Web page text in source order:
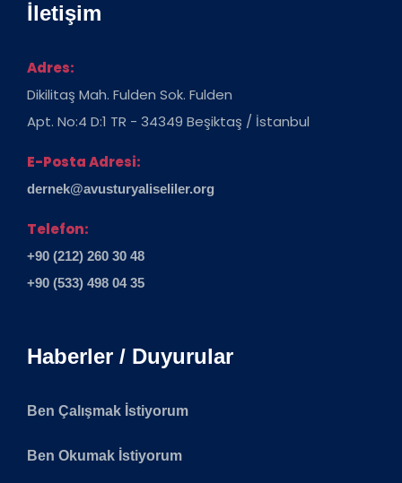
İletişim
Adres:
Dikilitaş Mah. Fulden Sok. Fulden
Apt. No:4 D:1 TR - 34349 Beşiktaş / İstanbul
E-Posta Adresi:
dernek@avusturyaliseliler.org
Telefon:
+90 (212) 260 30 48
+90 (533) 498 04 35
Haberler / Duyurular
Ben Çalışmak İstiyorum
Ben Okumak İstiyorum